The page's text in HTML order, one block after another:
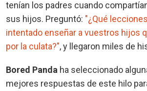
tenían los padres cuando
sus hijos. Preguntó: "¿Qué
intentado enseñar a vuestros hijos
por la culata?", y llegaron miles de
Bored Panda ha seleccionado
mejores respuestas de este hilo